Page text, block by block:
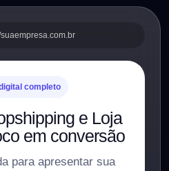
completo
e Loja
em conversão
para apresentar sua